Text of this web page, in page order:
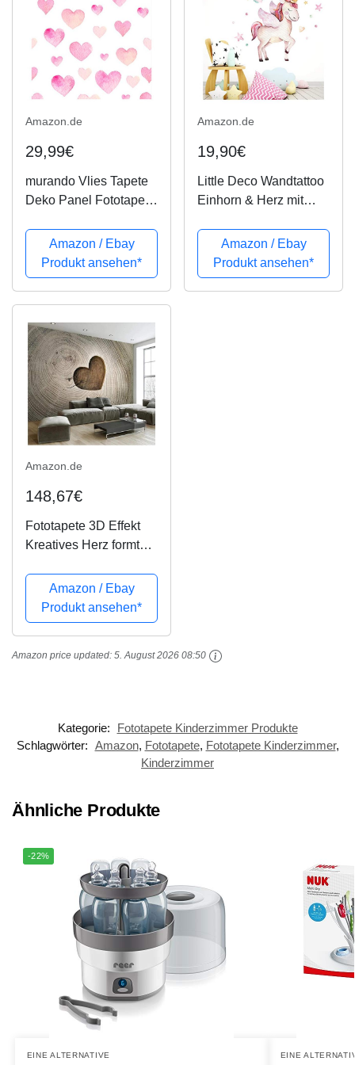
Amazon.de
29,99€
murando Vlies Tapete
Deko Panel Fototapete
Wandtapete Wanddeko
10 m Tapetenrolle
Mustertapete
Wandtapete modern
Kinder...
Amazon / Ebay
Produkt ansehen*
Amazon.de
19,90€
Little Deco Wandtattoo
Einhorn & Herz mit
cm (BxH) I
Kinderzimmer
Babyzimmer Aufkleber
Sticker Wandaufkleber
Amazon / Ebay
Produkt ansehen*
Amazon.de
148,67€
Fototapete 3D Effekt
Kreatives Herz formte
Holzmaserung-
Hintergrundwand
Tapete Vliestapete
Wandbilder Wanddeko
Amazon / Ebay
Produkt ansehen*
Amazon price updated: 5. August 2026 08:50
Kategorie:
Fototapete Kinderzimmer Produkte
Schlagwörter: Amazon, Fototapete, Fototapete Kinderzimmer,
Kinderzimmer
Ähnliche Produkte
-22%
EINE ALTERNATIVE EINE